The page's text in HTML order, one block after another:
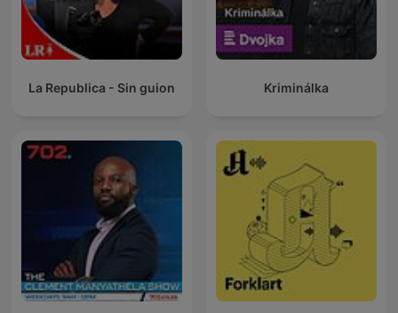
La Republica - Sin guion Kriminálka